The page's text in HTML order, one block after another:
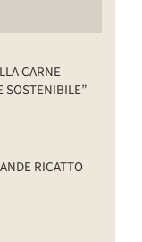
CARNE
SOSTENIBILE”
RICATTO